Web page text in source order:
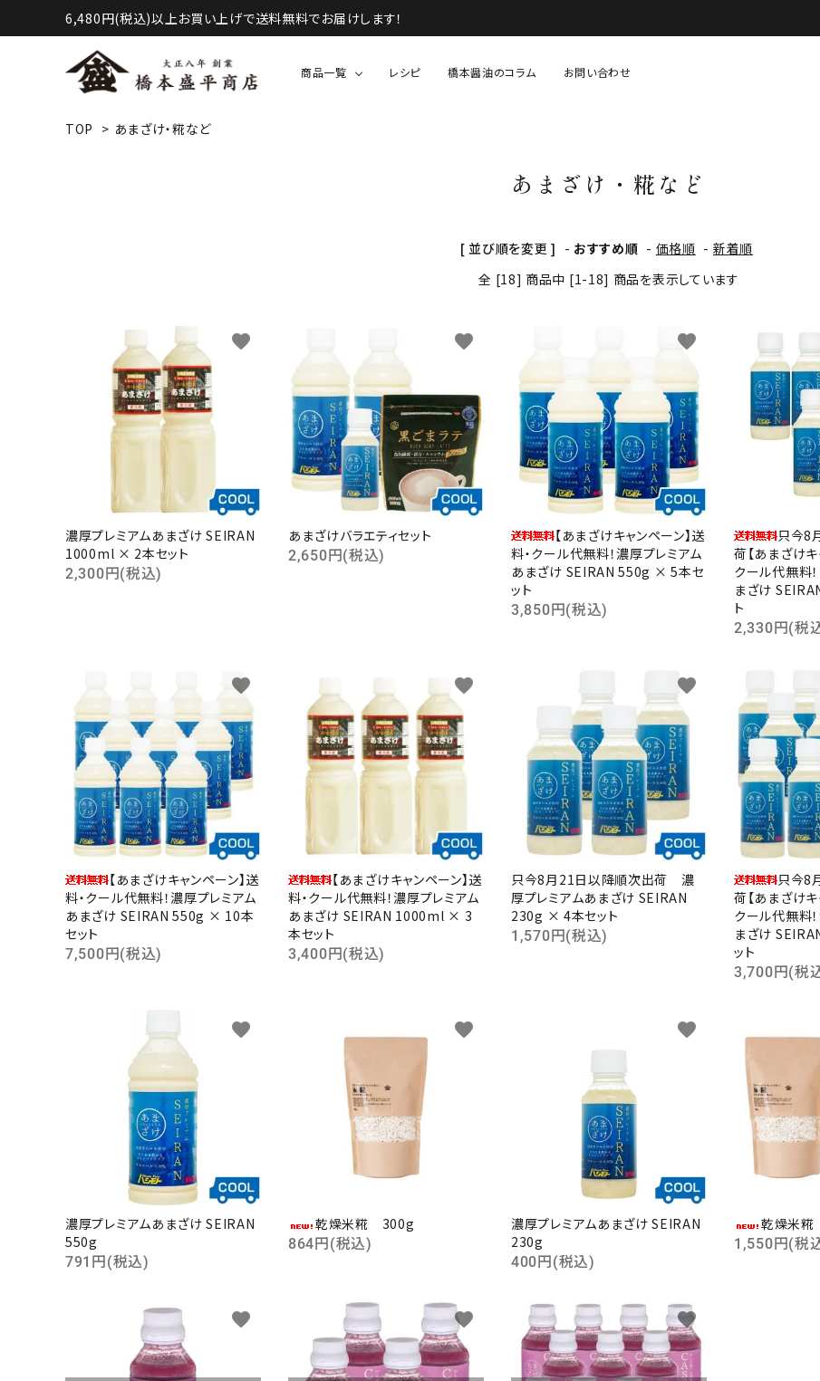
6,480円(税込)以上お買い上げで送料無料でお届けします！
商品一覧
生鮮・青果・精肉等 贈り物・セット物
レシピ 橋本醤油のコラム お問い合わせ
TOP > あまざけ・糀など
あまざけ・糀など
[ 並び順を変更 ] - おすすめ順 - 価格順 - 新着順
全 [18] 商品中 [1-18] 商品を表示しています
濃厚プレミアムあまざけ SEIRAN
1000ml × 2本セット
2,300円(税込)
favorite
あまざけバラエティセット
2,650円(税込)
favorite
【あまざけキャンペーン】送
料・クール代無料！濃厚プレミアム
あまざけ SEIRAN 550g × 5本セ
ット
3,850円(税込)
favorite
只今8
荷【あまざけキ
クール代無料
まざけ
ト
2,330円(税
【あまざけキャンペーン】送
料・クール代無料！濃厚プレミアム
あまざけ SEIRAN 550g × 10本
セット
7,500円(税込)
favorite
【あまざけキャンペーン】送
料・クール代無料！濃厚プレミアム
あまざけ SEIRAN 1000ml × 3
本セット
3,400円(税込)
favorite
只今8月21日以降順次出荷 濃
厚プレミアムあまざけ SEIRAN
230g × 4本セット
1,570円(税込)
favorite
只今8
荷【あまざけキ
クール代無料
まざけ
ット
3,700円(税
濃厚プレミアムあまざけ SEIRAN
550g
791円(税込)
favorite
乾燥米糀 300g
864円(税込)
favorite
濃厚プレミアムあまざけ SEIRAN
230g
400円(税込)
favorite
乾燥米糀
1,550円(税
favorite favorite favorite
キーワード
カテゴリー